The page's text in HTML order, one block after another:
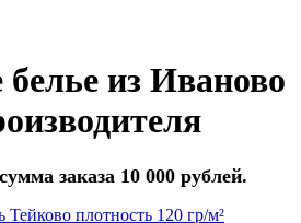
из Иваново
заказа 10 000 рублей.